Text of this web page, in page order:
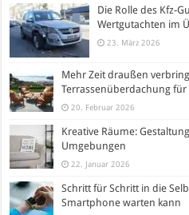
Die Rolle des Kfz-
Wertgutachten im
23. März 2026
Mehr Zeit draußen
Terrassenüberdachung
20. Februar 2026
Kreative Räume:
Umgebungen
22. Januar 2026
Schritt für Schritt in die
Smartphone warten kann